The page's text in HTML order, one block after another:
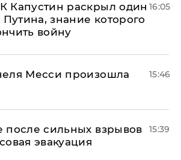
Капустин раскрыл один
Путина, знание которого
войну
16:05
Месси произошла
15:46
после сильных взрывов
эвакуация
15:39